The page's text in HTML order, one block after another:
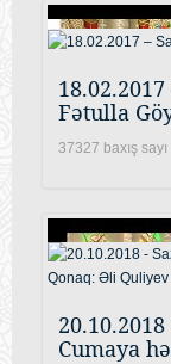
Fətulla
37327 baxış sayı
Cumaya